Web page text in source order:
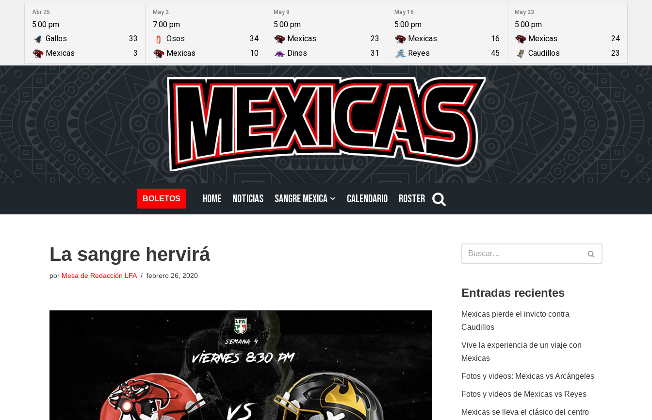
contenido
Abr 25
5:00 pm
Gallos
33
Mexicas
3
May 2
7:00 pm
Osos
34
Mexicas
10
May 9
5:00 pm
Mexicas
23
Dinos
31
May 16
5:00 pm
Mexicas
16
Reyes
45
May 23
5:00 pm
Mexicas
24
Caudillos
23
BOLETOS HOME NOTICIAS SANGRE MEXICA CALENDARIO ROSTER
La sangre hervirá
por Mesa de Redacción LFA febrero 26, 2020
Entradas recientes
Mexicas pierde el invicto contra
Caudillos
Vive la experiencia de un viaje con
Mexicas
Fotos y videos: Mexicas vs Arcángeles
Fotos y videos de Mexicas vs Reyes
Mexicas se lleva el clásico del centro